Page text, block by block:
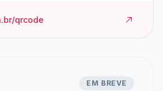
qrcode
EM BREVE